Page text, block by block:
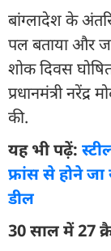
बांग्लादेश के
पल बताया और
शोक दिवस
प्रधानमंत्री
की.
यह भी पढ़ें:
फ्रांस से होने
डील
30 साल में 27